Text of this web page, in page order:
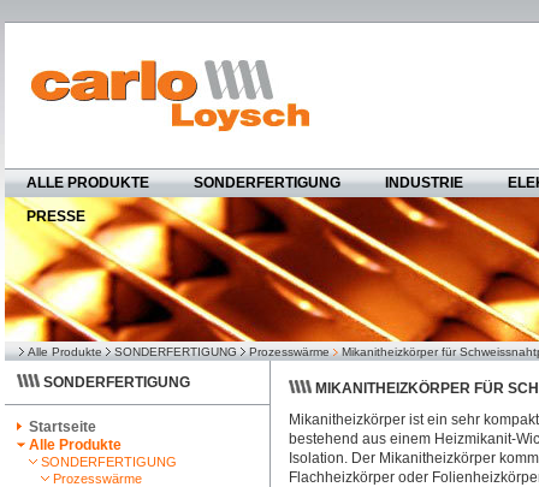
ALLE PRODUKTE SONDERFERTIGUNG INDUSTRIE
PRESSE
Alle Produkte SONDERFERTIGUNG Prozesswärme Mikanitheizkörper für
SONDERFERTIGUNG
Startseite
Alle Produkte
SONDERFERTIGUNG
Prozesswärme
MIKANITHEIZKÖRPER FÜR
Mikanitheizkörper ist ein sehr
bestehend aus einem Heizmikanit-
Isolation. Der Mikanitheizkörper
Flachheizkörper oder